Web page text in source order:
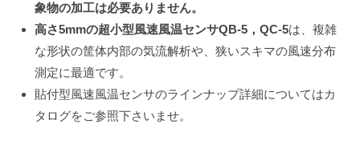
け）
2023
象物の加工は必要ありません。
高さ5mmの超小型風速風温センサQB-5，QC-5は、複雑
な形状の筐体内部の気流解析や、狭いスキマの風速分布
測定に最適です。
貼付型風速風温センサのラインナップ詳細についてはカ
タログをご参照下さいませ。